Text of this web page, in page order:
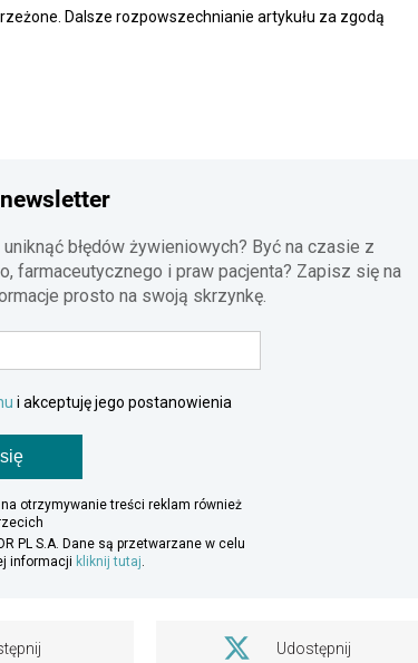
Dalsze rozpowszechnianie artykułu za zgodą
błędów żywieniowych? Być na czasie z
farmaceutycznego i praw pacjenta? Zapisz się na
prosto na swoją skrzynkę.
i akceptuję jego postanowienia
otrzymywanie treści reklam również
PL S.A. Dane są przetwarzane w celu
informacji kliknij tutaj.
Udostępnij